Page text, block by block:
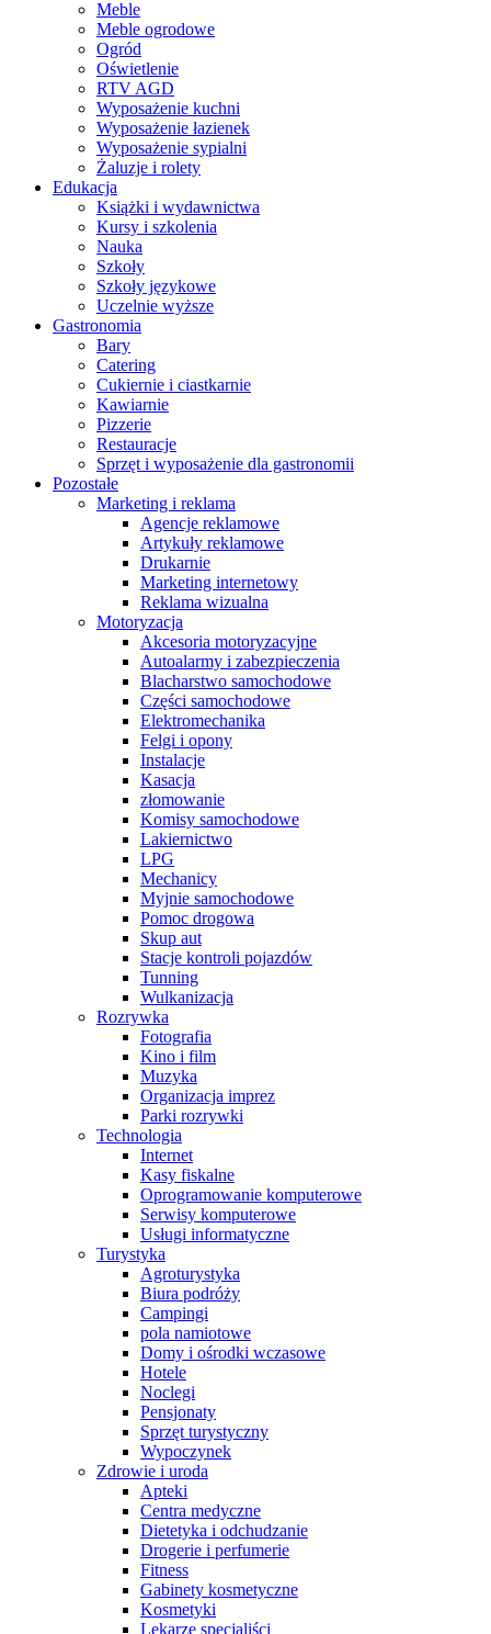
Meble
Meble ogrodowe
Ogród
Oświetlenie
RTV AGD
Wyposażenie kuchni
Wyposażenie łazienek
Wyposażenie sypialni
Żaluzje i rolety
Edukacja
Książki i wydawnictwa
Kursy i szkolenia
Nauka
Szkoły
Szkoły językowe
Uczelnie wyższe
Gastronomia
Bary
Catering
Cukiernie i ciastkarnie
Kawiarnie
Pizzerie
Restauracje
Sprzęt i wyposażenie dla gastronomii
Pozostałe
Marketing i reklama
Agencje reklamowe
Artykuły reklamowe
Drukarnie
Marketing internetowy
Reklama wizualna
Motoryzacja
Akcesoria motoryzacyjne
Autoalarmy i zabezpieczenia
Blacharstwo samochodowe
Części samochodowe
Elektromechanika
Felgi i opony
Instalacje
Kasacja
złomowanie
Komisy samochodowe
Lakiernictwo
LPG
Mechanicy
Myjnie samochodowe
Pomoc drogowa
Skup aut
Stacje kontroli pojazdów
Tunning
Wulkanizacja
Rozrywka
Fotografia
Kino i film
Muzyka
Organizacja imprez
Parki rozrywki
Technologia
Internet
Kasy fiskalne
Oprogramowanie komputerowe
Serwisy komputerowe
Usługi informatyczne
Turystyka
Agroturystyka
Biura podróży
Campingi
pola namiotowe
Domy i ośrodki wczasowe
Hotele
Noclegi
Pensjonaty
Sprzęt turystyczny
Wypoczynek
Zdrowie i uroda
Apteki
Centra medyczne
Dietetyka i odchudzanie
Drogerie i perfumerie
Fitness
Gabinety kosmetyczne
Kosmetyki
Lekarze specjaliści